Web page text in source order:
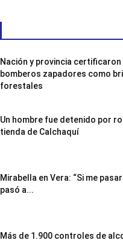
Nación y provincia certificaron
bomberos zapadores como
forestales
Un hombre fue detenido por
tienda de Calchaquí
Mirabella en Vera: “Si me
pasó a...
Más de 1.900 controles de